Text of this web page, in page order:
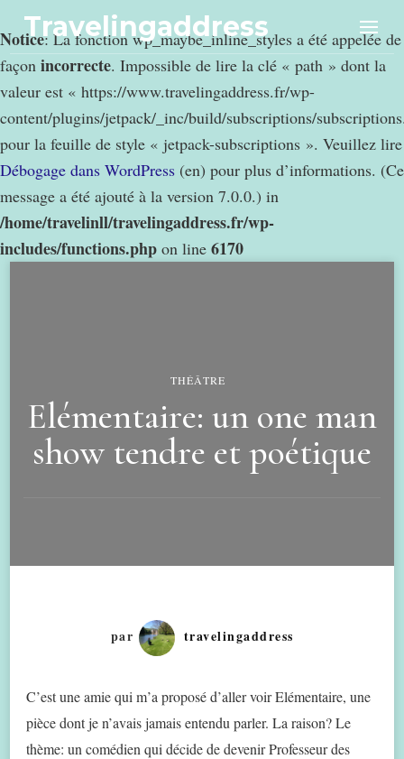
Notice: La fonction wp_maybe_inline_styles a été appelée de
façon incorrecte. Impossible de lire la clé « path » dont la
valeur est « https://www.travelingaddress.fr/wp-
content/plugins/jetpack/_inc/build/subscriptions/
pour la feuille de style « jetpack-subscriptions ». Veuillez lire
Débogage dans WordPress (en) pour plus d’informations. (Ce
message a été ajouté à la version 7.0.0.) in
/home/travelinll/travelingaddress.fr/wp-
includes/functions.php on line 6170
Travelingaddress
THÉÂTRE
Elémentaire: un one man
show tendre et poétique
par travelingaddress
C’est une amie qui m’a proposé d’aller voir Elémentaire, une
pièce dont je n’avais jamais entendu parler. La raison? Le
thème: un comédien qui décide de devenir Professeur des